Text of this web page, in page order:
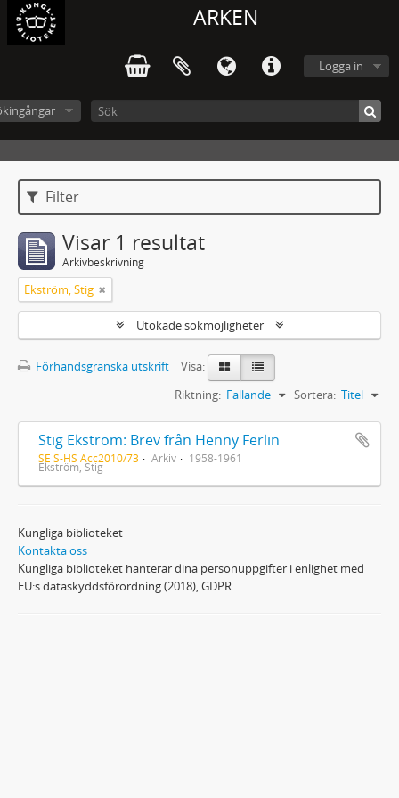
ARKEN
Logga in
Filter
Visar 1 resultat
Arkivbeskrivning
Ekström, Stig
Utökade sökmöjligheter
Förhandsgranska utskrift
Visa:
Sortera: Titel
Riktning: Fallande
Stig Ekström: Brev från Henny Ferlin
SE S-HS Acc2010/73 Arkiv 1958-1961
Ekström, Stig
Kungliga biblioteket
Kontakta oss
Kungliga biblioteket hanterar dina personuppgifter i enlighet med
EU:s dataskyddsförordning (2018), GDPR.